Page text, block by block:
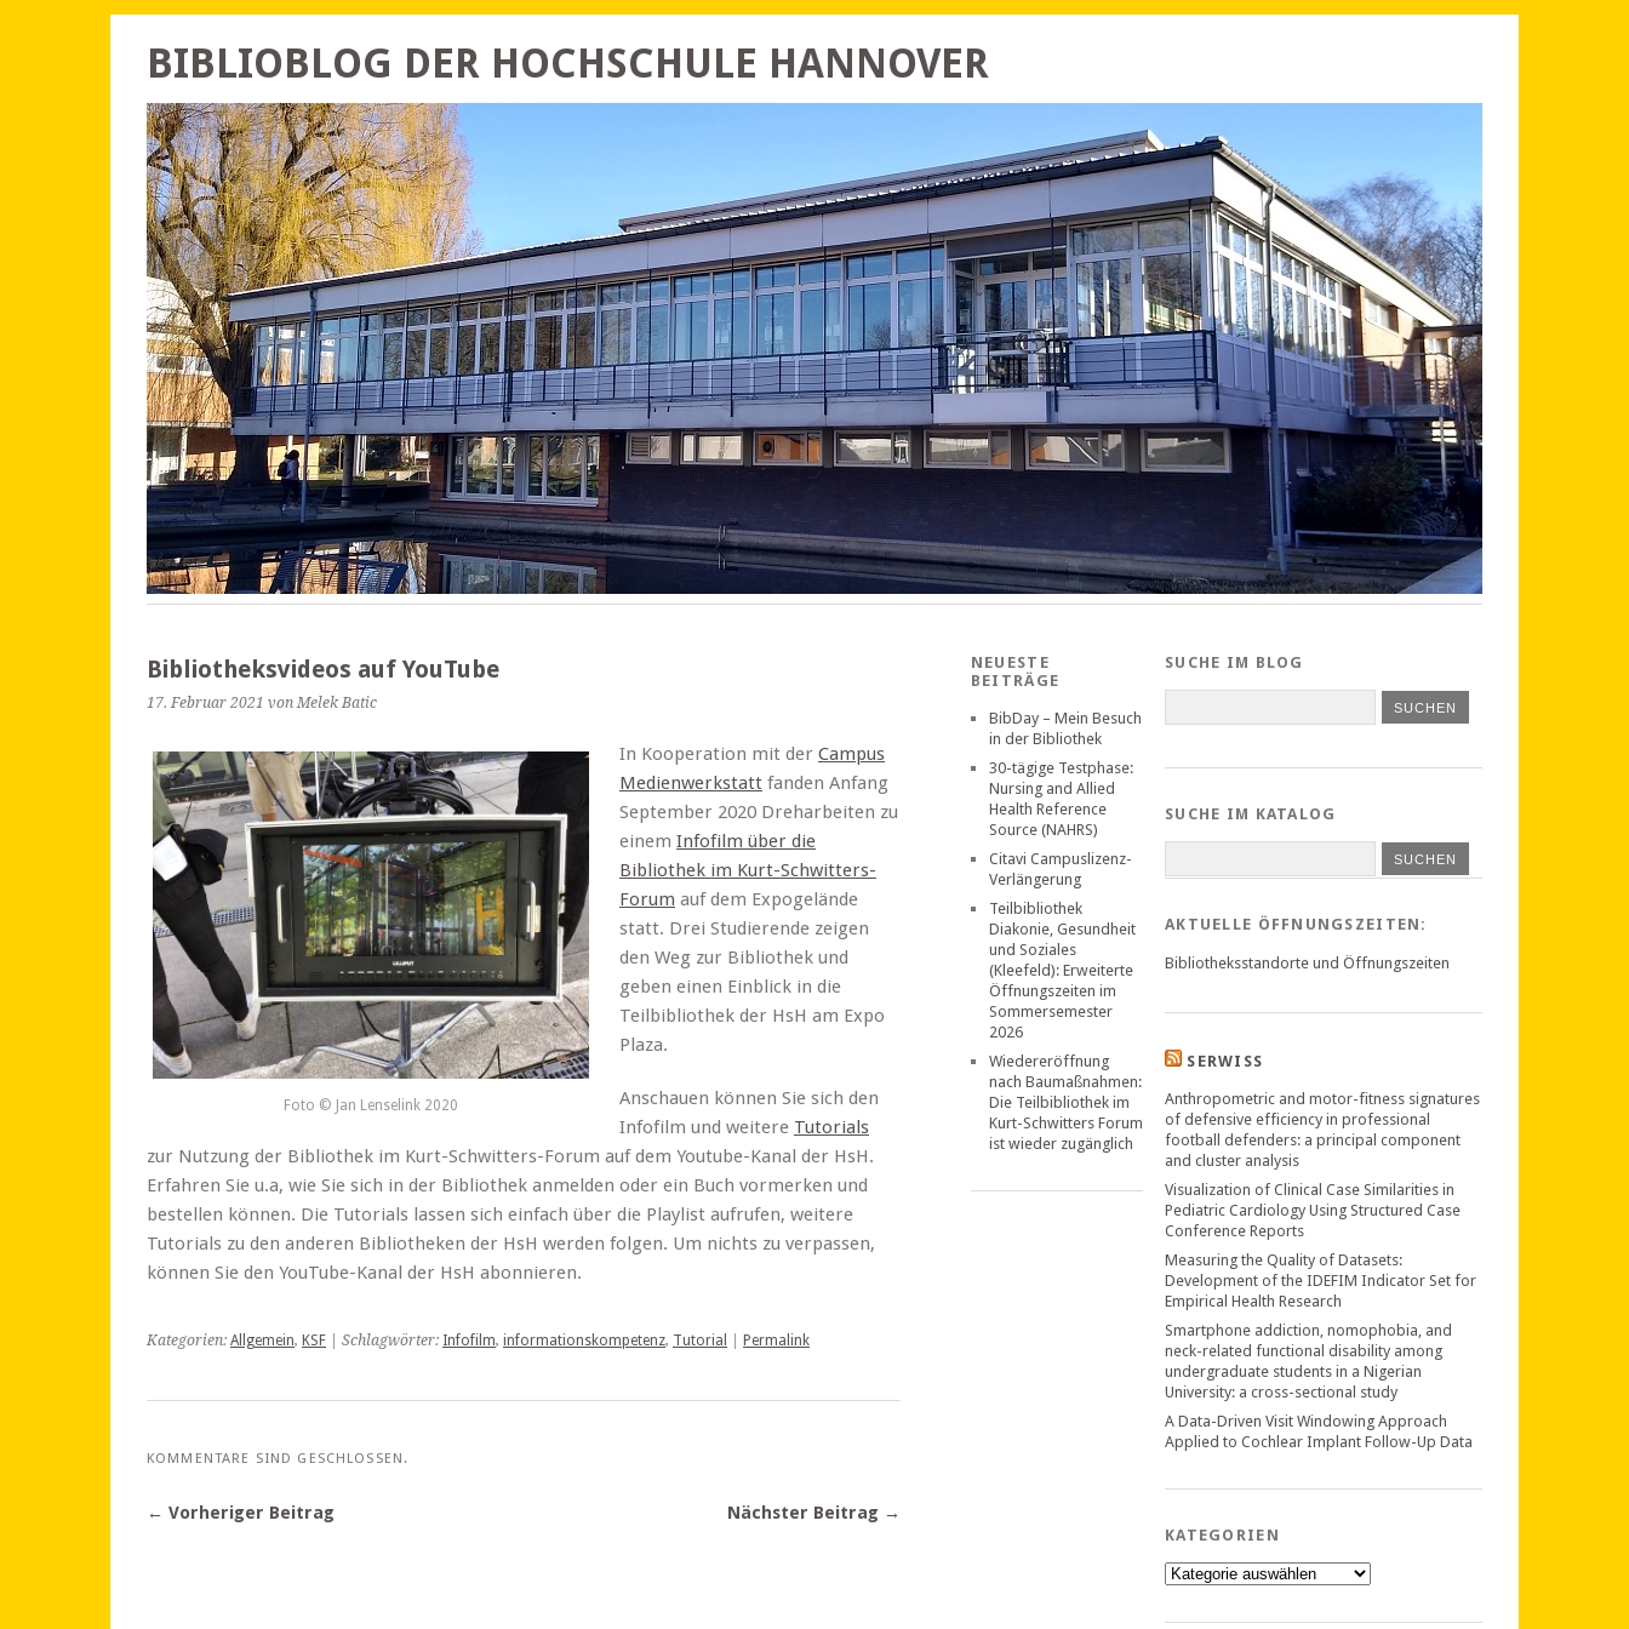
BIBLIOBLOG DER HOCHSCHULE HANNOVER
Bibliotheksvideos auf YouTube
17. Februar 2021 von Melek Batic
Foto © Jan Lenselink 2020
In Kooperation mit der Campus
Medienwerkstatt fanden Anfang
September 2020 Dreharbeiten zu
einem Infofilm über die
Bibliothek im Kurt-Schwitters-
Forum auf dem Expogelände
statt. Drei Studierende zeigen
den Weg zur Bibliothek und
geben einen Einblick in die
Teilbibliothek der HsH am Expo
Plaza.
Anschauen können Sie sich den
Infofilm und weitere Tutorials
zur Nutzung der Bibliothek im Kurt-Schwitters-Forum auf dem Youtube-Kanal der HsH.
Erfahren Sie u.a, wie Sie sich in der Bibliothek anmelden oder ein Buch vormerken und
bestellen können. Die Tutorials lassen sich einfach über die Playlist aufrufen, weitere
Tutorials zu den anderen Bibliotheken der HsH werden folgen. Um nichts zu verpassen,
können Sie den YouTube-Kanal der HsH abonnieren.
Kategorien: Allgemein, KSF | Schlagwörter: Infofilm, informationskompetenz, Tutorial Permalink
KOMMENTARE SIND GESCHLOSSEN.
← Vorheriger Beitrag Nächster Beitrag →
NEUESTE
BEITRÄGE
BibDay – Mein Besuch
in der Bibliothek
30-tägige Testphase:
Nursing and Allied
Health Reference
Source (NAHRS)
Citavi Campuslizenz-
Verlängerung
Teilbibliothek
Diakonie, Gesundheit
und Soziales
(Kleefeld): Erweiterte
Öffnungszeiten im
Sommersemester
2026
Wiedereröffnung
nach Baumaßnahmen:
Die Teilbibliothek im
Kurt-Schwitters Forum
ist wieder zugänglich
SUCHE IM BLOG
SUCHE IM KATALOG
SUCHEN
AKTUELLE ÖFFNUNGSZEITEN:
Bibliotheksstandorte und Öffnungszeiten
SERWISS
Anthropometric and motor-fitness signatures
of defensive efficiency in professional
football defenders: a principal component
and cluster analysis
Visualization of Clinical Case Similarities in
Pediatric Cardiology Using Structured Case
Conference Reports
Measuring the Quality of Datasets:
Development of the IDEFIM Indicator Set for
Empirical Health Research
Smartphone addiction, nomophobia, and
neck-related functional disability among
undergraduate students in a Nigerian
University: a cross-sectional study
A Data-Driven Visit Windowing Approach
Applied to Cochlear Implant Follow-Up Data
KATEGORIEN
Kategorien